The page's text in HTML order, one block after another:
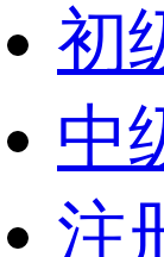
初
中
注